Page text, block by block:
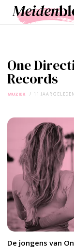
One
Records
MUZIEK 11 JAAR GELEDEN
De jongens van